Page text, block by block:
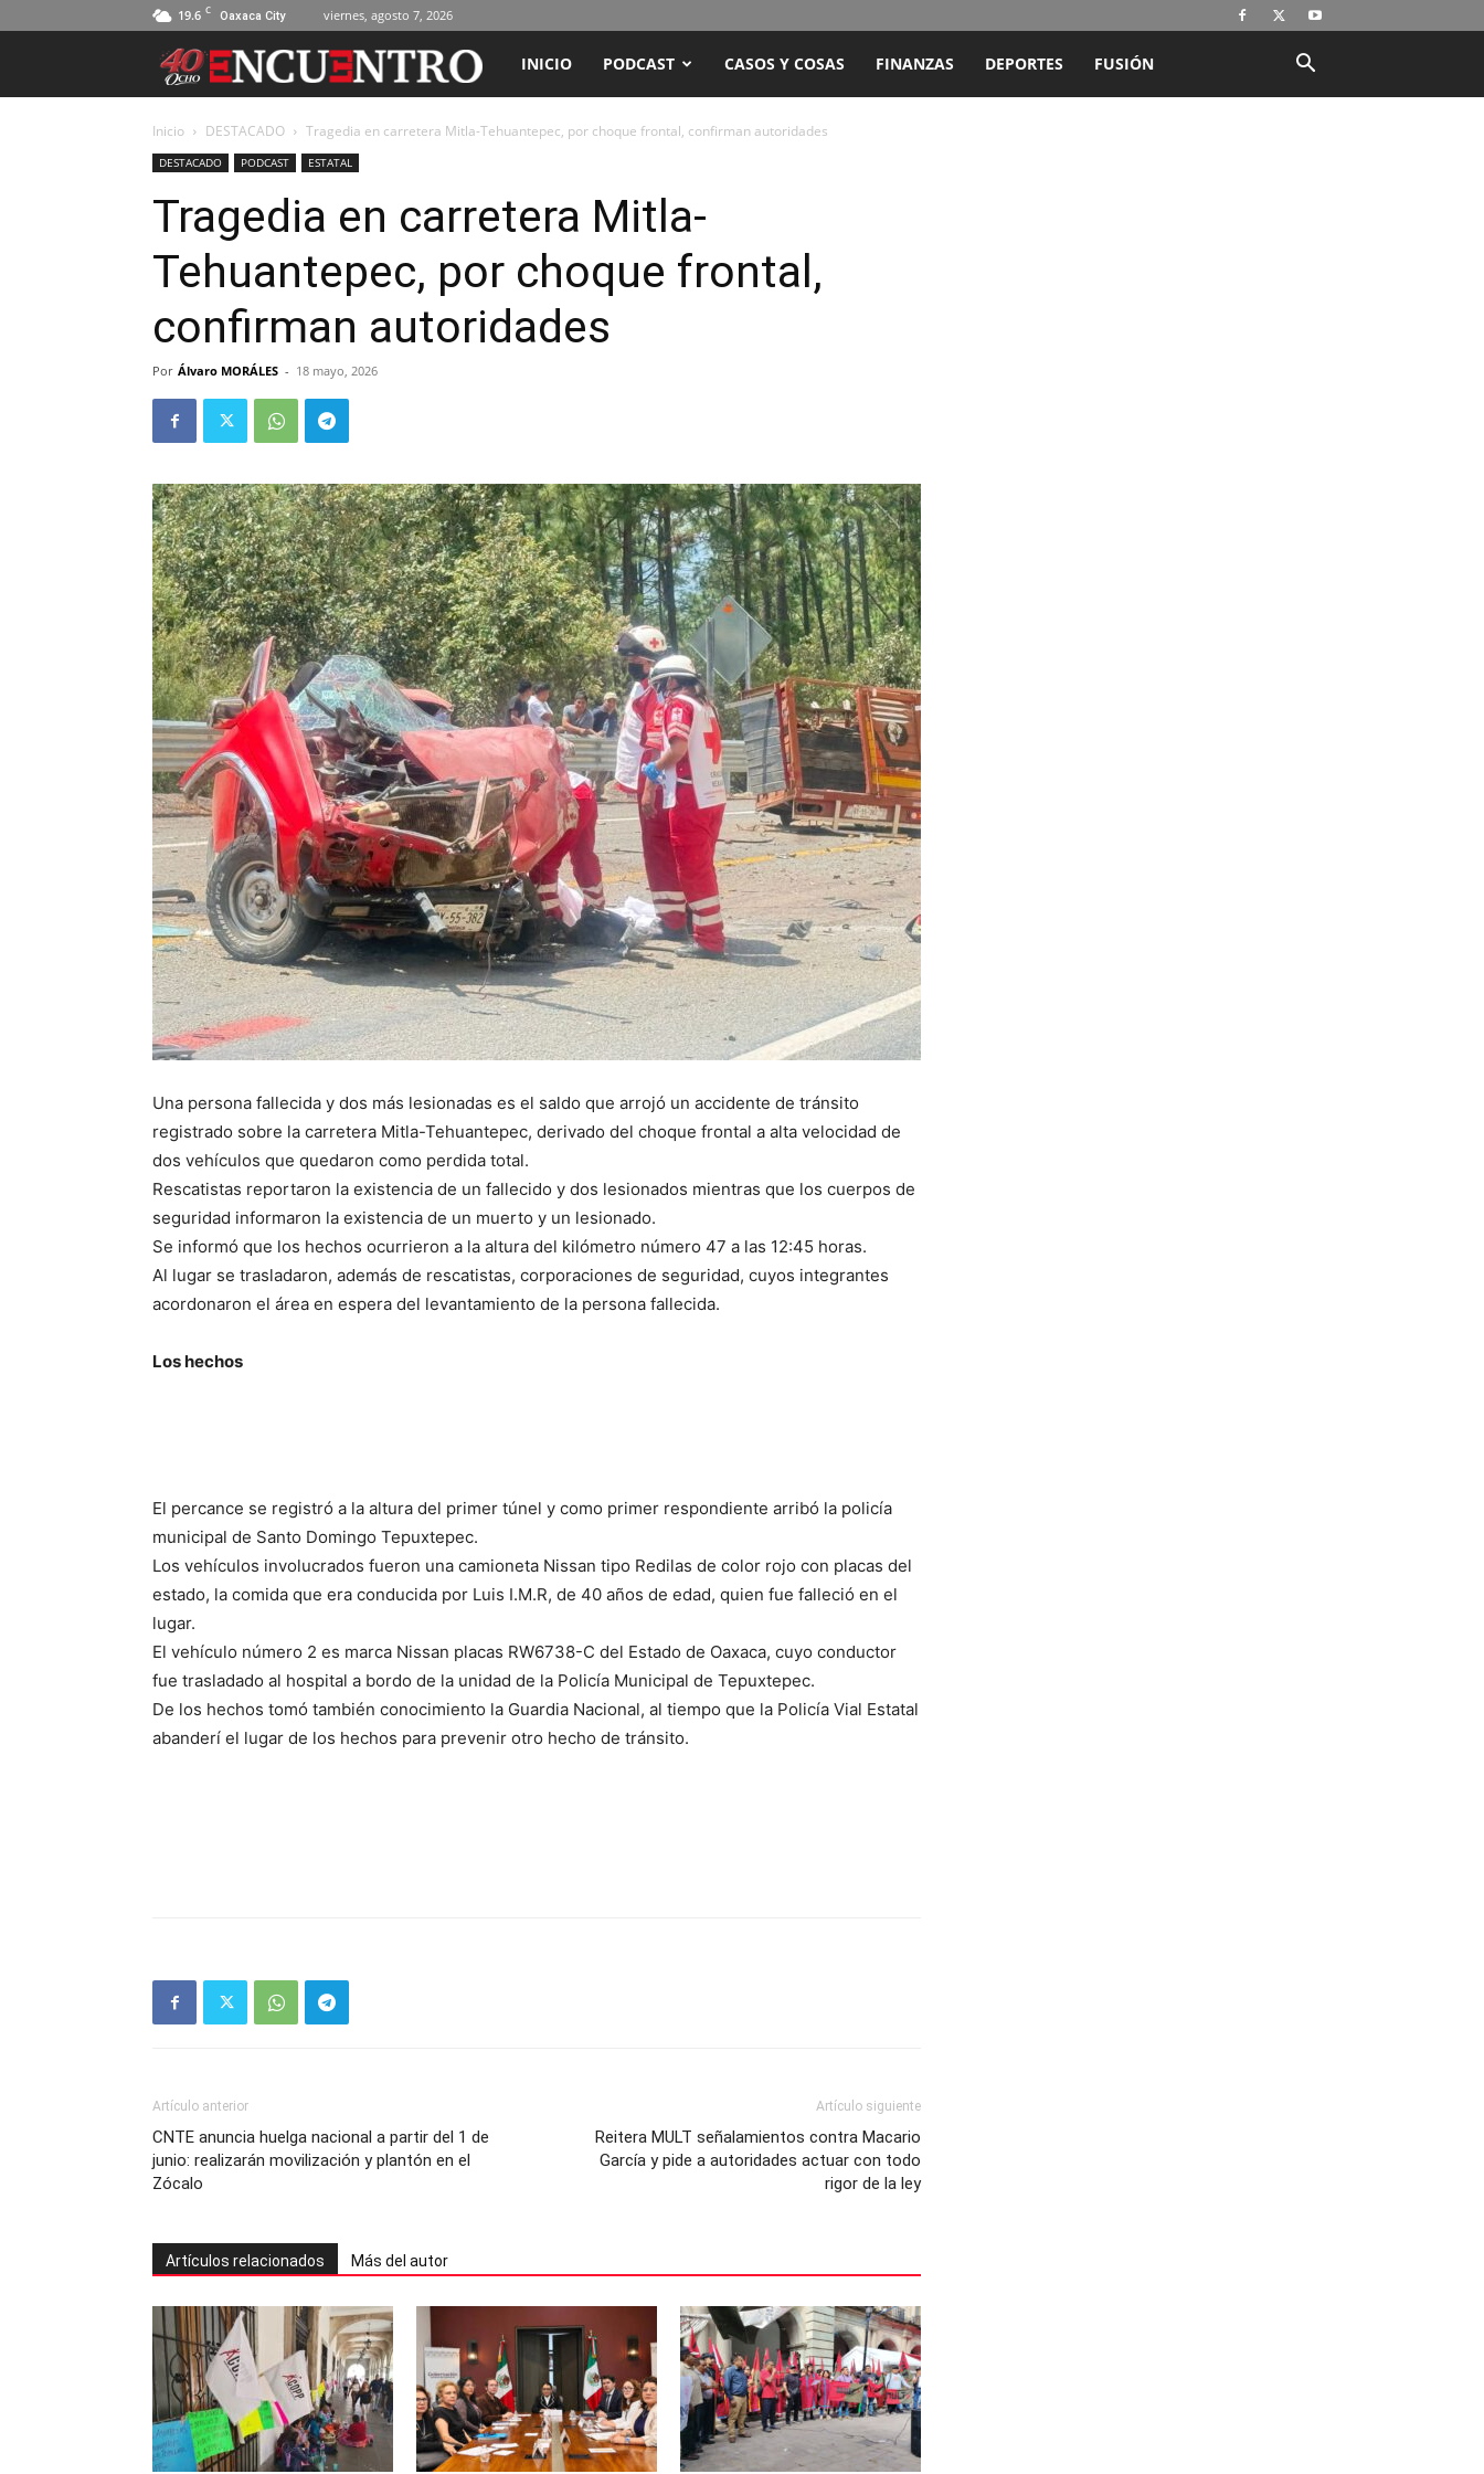
19.6 C Oaxaca City viernes, agosto 7, 2026
ENCUENTRO
RADIO
TELEVISIÓN
INICIO PODCAST CASOS Y COSAS FINANZAS DEPORTES FUSIÓN
Inicio DESTACADO Tragedia en carretera Mitla-Tehuantepec, por choque frontal, confirman autoridades
DESTACADO PODCAST ESTATAL
Tragedia en carretera Mitla-
Tehuantepec, por choque frontal,
confirman autoridades
Por Álvaro MORÁLES - 18 mayo, 2026
Una persona fallecida y dos más lesionadas es el saldo que arrojó un accidente de tránsito
registrado sobre la carretera Mitla-Tehuantepec, derivado del choque frontal a alta velocidad de
dos vehículos que quedaron como perdida total.
Rescatistas reportaron la existencia de un fallecido y dos lesionados mientras que los cuerpos de
seguridad informaron la existencia de un muerto y un lesionado.
Se informó que los hechos ocurrieron a la altura del kilómetro número 47 a las 12:45 horas.
Al lugar se trasladaron, además de rescatistas, corporaciones de seguridad, cuyos integrantes
acordonaron el área en espera del levantamiento de la persona fallecida.
Los hechos
El percance se registró a la altura del primer túnel y como primer respondiente arribó la policía
municipal de Santo Domingo Tepuxtepec.
Los vehículos involucrados fueron una camioneta Nissan tipo Redilas de color rojo con placas del
estado, la comida que era conducida por Luis I.M.R, de 40 años de edad, quien fue falleció en el
lugar.
El vehículo número 2 es marca Nissan placas RW6738-C del Estado de Oaxaca, cuyo conductor
fue trasladado al hospital a bordo de la unidad de la Policía Municipal de Tepuxtepec.
De los hechos tomó también conocimiento la Guardia Nacional, al tiempo que la Policía Vial Estatal
abanderí el lugar de los hechos para prevenir otro hecho de tránsito.
Artículo anterior
CNTE anuncia huelga nacional a partir del 1 de
junio: realizarán movilización y plantón en el
Zócalo
Artículo siguiente
Reitera MULT señalamientos contra Macario
García y pide a autoridades actuar con todo
rigor de la ley
Artículos relacionados Más del autor